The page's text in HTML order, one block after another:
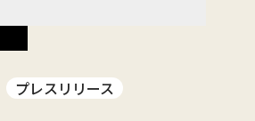
プレスリリース